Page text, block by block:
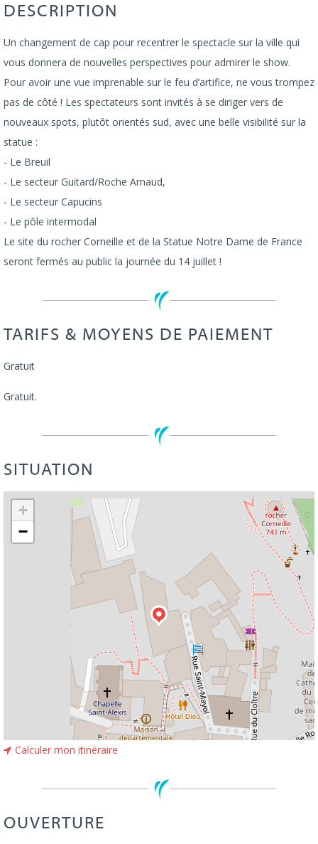
DESCRIPTION
Un changement de cap pour recentrer le spectacle sur la ville qui
vous donnera de nouvelles perspectives pour admirer le show.
Pour avoir une vue imprenable sur le feu d’artifice, ne vous trompez
pas de côté ! Les spectateurs sont invités à se diriger vers de
nouveaux spots, plutôt orientés sud, avec une belle visibilité sur la
statue :
- Le Breuil
- Le secteur Guitard/Roche Arnaud,
- Le secteur Capucins
- Le pôle intermodal
Le site du rocher Corneille et de la Statue Notre Dame de France
seront fermés au public la journée du 14 juillet !
TARIFS & MOYENS DE PAIEMENT
Gratuit
Gratuit.
SITUATION
+
−
Calculer mon itinéraire
OUVERTURE